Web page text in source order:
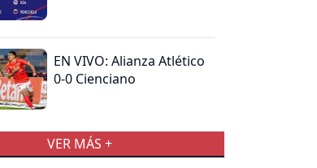
EN VIVO: Alianza Atlético
0-0 Cienciano
VER MÁS +